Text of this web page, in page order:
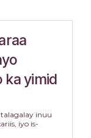
ka yimid
inuu
iyo is-